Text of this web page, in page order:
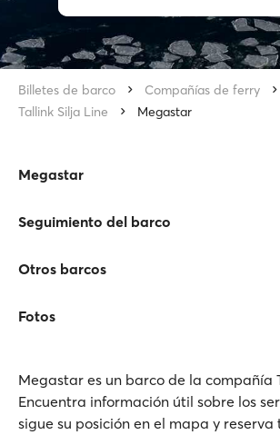
Billetes de barco
Compañías de ferry
Tallink Silja Line
Megastar
Megastar
Seguimiento del barco
Otros barcos
Fotos
Megastar es un barco de la compañía
Encuentra información útil sobre los
sigue su posición en el mapa y reserva